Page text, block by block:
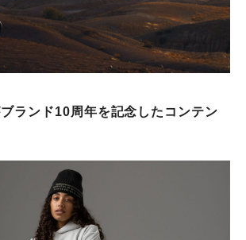
ランド10周年を記念したコンテン